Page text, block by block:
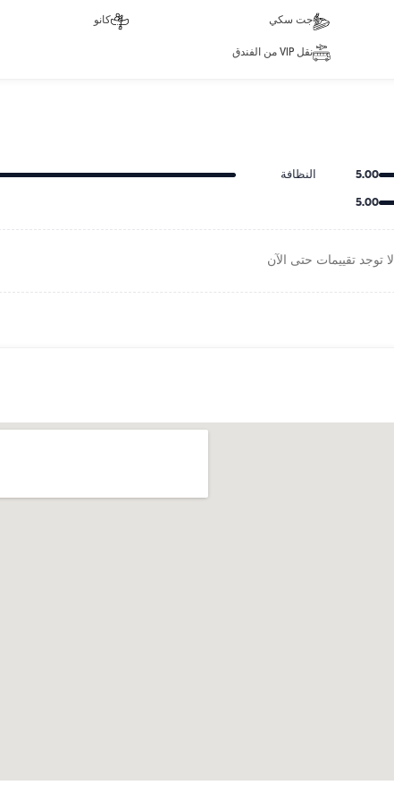
جت سكي كانو
نقل VIP من الفندق
5.00 النظافة
5.00
لا توجد تقييمات حتى الآن